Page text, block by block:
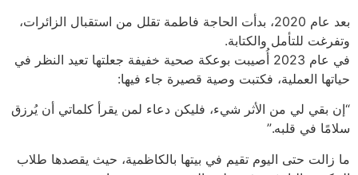
بعد عام 2020، بدأت الحاجة فاطمة تقلل من استقبال الزائرات،
وتفرغت للتأمل والكتابة.
في عام 2023 أُصيبت بوعكة صحية خفيفة جعلتها تعيد النظر في
حياتها العملية، فكتبت وصية قصيرة جاء فيها:
“إن بقي لي من الأثر شيء، فليكن دعاء لمن يقرأ كلماتي أن يُرزق
سلامًا في قلبه.”
ما زالت حتى اليوم تقيم في بيتها بالكاظمية، حيث يقصدها طلاب